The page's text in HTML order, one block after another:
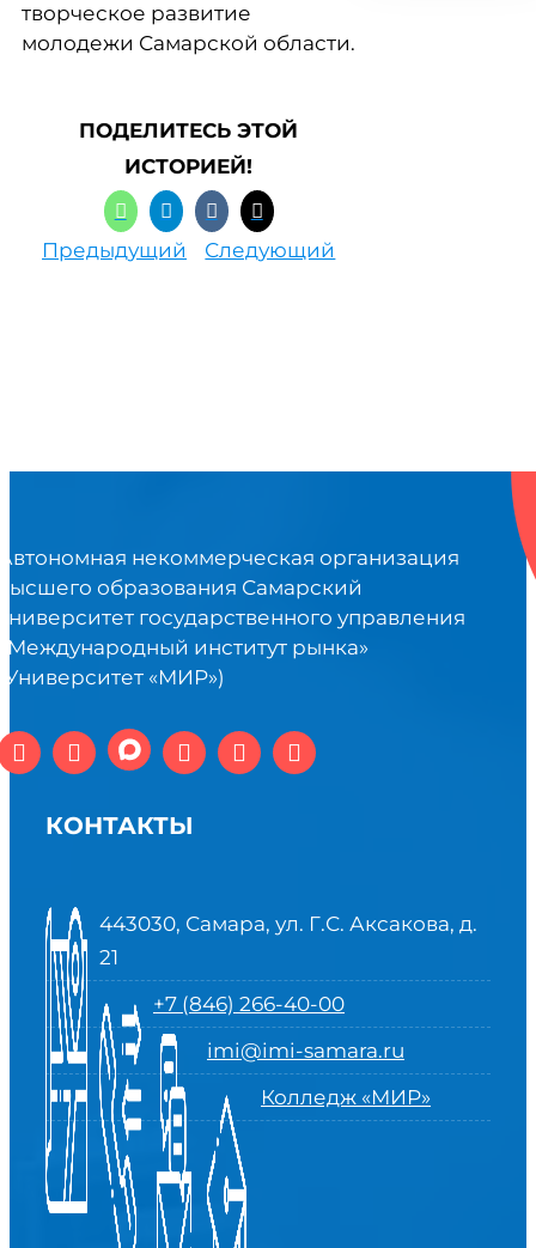
творческое развитие
молодежи Самарской области.
ПОДЕЛИТЕСЬ ЭТОЙ
ИСТОРИЕЙ!
Предыдущий Следующий
некоммерческая организация
образования Самарский
государственного управления
институт рынка»
«МИР»)
КОНТАКТЫ
443030, Самара, ул. Г.С. Аксакова, д.
21
+7 (846) 266-40-00
imi@imi-samara.ru
Колледж «МИР»